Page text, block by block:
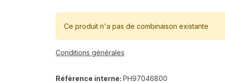
Ce produit n'a pas de combinaison existante
Conditions générales
Référence interne: PH97046800